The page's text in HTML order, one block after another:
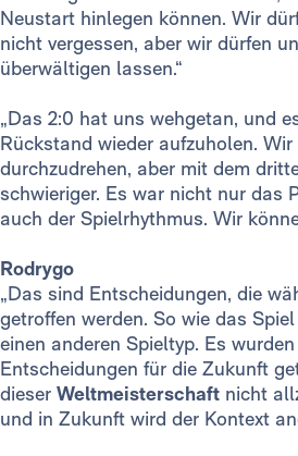
Neustart hinlegen können. Wir
nicht vergessen, aber wir dürfen
überwältigen lassen.“
„Das 2:0 hat uns wehgetan, und
Rückstand wieder aufzuholen.
durchzudrehen, aber mit dem
schwieriger. Es war nicht nur das
auch der Spielrhythmus. Wir
Rodrygo
„Das sind Entscheidungen, die
getroffen werden. So wie das
einen anderen Spieltyp. Es
Entscheidungen für die Zukunft
dieser Weltmeisterschaft nicht
und in Zukunft wird der Kontext